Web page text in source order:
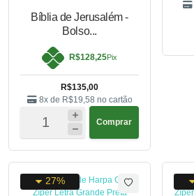
Bíblia de Jerusalém -
Bolso...
R$128,25Pix
R$135,00
8x de R$19,58 no cartão
Comprar
27%